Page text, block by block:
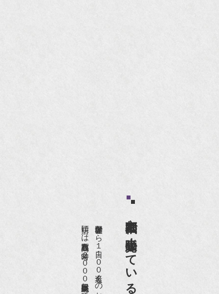
京都祇園で小売販売している
店頭には買取商品を常時２０００点以上展示販売しており、